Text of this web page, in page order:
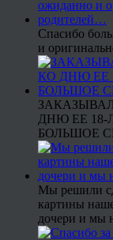
Спасибо
и
ДНЮ ЕЕ
БОЛЬШОЕ
Мы решили
картины
дочери и мы